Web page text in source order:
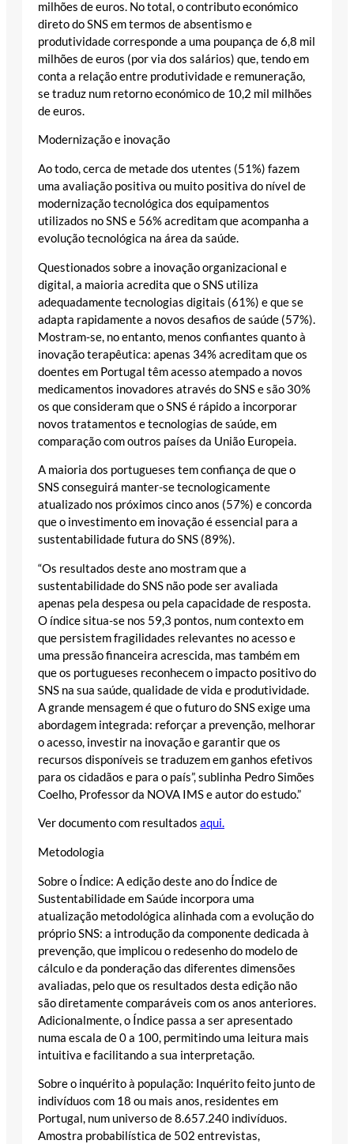
milhões de euros. No total, o contributo económico
direto do SNS em termos de absentismo e
produtividade corresponde a uma poupança de 6,8 mil
milhões de euros (por via dos salários) que, tendo em
conta a relação entre produtividade e remuneração,
se traduz num retorno económico de 10,2 mil milhões
de euros.
Modernização e inovação
Ao todo, cerca de metade dos utentes (51%) fazem
uma avaliação positiva ou muito positiva do nível de
modernização tecnológica dos equipamentos
utilizados no SNS e 56% acreditam que acompanha a
evolução tecnológica na área da saúde.
Questionados sobre a inovação organizacional e
digital, a maioria acredita que o SNS utiliza
adequadamente tecnologias digitais (61%) e que se
adapta rapidamente a novos desafios de saúde (57%).
Mostram-se, no entanto, menos confiantes quanto à
inovação terapêutica: apenas 34% acreditam que os
doentes em Portugal têm acesso atempado a novos
medicamentos inovadores através do SNS e são 30%
os que consideram que o SNS é rápido a incorporar
novos tratamentos e tecnologias de saúde, em
comparação com outros países da União Europeia.
A maioria dos portugueses tem confiança de que o
SNS conseguirá manter-se tecnologicamente
atualizado nos próximos cinco anos (57%) e concorda
que o investimento em inovação é essencial para a
sustentabilidade futura do SNS (89%).
“Os resultados deste ano mostram que a
sustentabilidade do SNS não pode ser avaliada
apenas pela despesa ou pela capacidade de resposta.
O índice situa-se nos 59,3 pontos, num contexto em
que persistem fragilidades relevantes no acesso e
uma pressão financeira acrescida, mas também em
que os portugueses reconhecem o impacto positivo do
SNS na sua saúde, qualidade de vida e produtividade.
A grande mensagem é que o futuro do SNS exige uma
abordagem integrada: reforçar a prevenção, melhorar
o acesso, investir na inovação e garantir que os
recursos disponíveis se traduzem em ganhos efetivos
para os cidadãos e para o país”, sublinha Pedro Simões
Coelho, Professor da NOVA IMS e autor do estudo.”
Ver documento com resultados aqui.
Metodologia
Sobre o Índice: A edição deste ano do Índice de
Sustentabilidade em Saúde incorpora uma
atualização metodológica alinhada com a evolução do
próprio SNS: a introdução da componente dedicada à
prevenção, que implicou o redesenho do modelo de
cálculo e da ponderação das diferentes dimensões
avaliadas, pelo que os resultados desta edição não
são diretamente comparáveis com os anos anteriores.
Adicionalmente, o Índice passa a ser apresentado
numa escala de 0 a 100, permitindo uma leitura mais
intuitiva e facilitando a sua interpretação.
Sobre o inquérito à população: Inquérito feito junto de
indivíduos com 18 ou mais anos, residentes em
Portugal, num universo de 8.657.240 indivíduos.
Amostra probabilística de 502 entrevistas,